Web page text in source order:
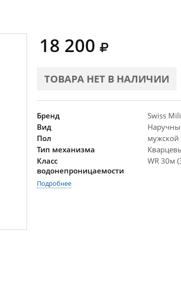
18 200
ТОВАРА НЕТ В НАЛИЧИИ
Бренд
Swiss
Вид
Пол
мужской
Тип механизма
Класс
водонепроницаемости
WR 30м
Подробнее